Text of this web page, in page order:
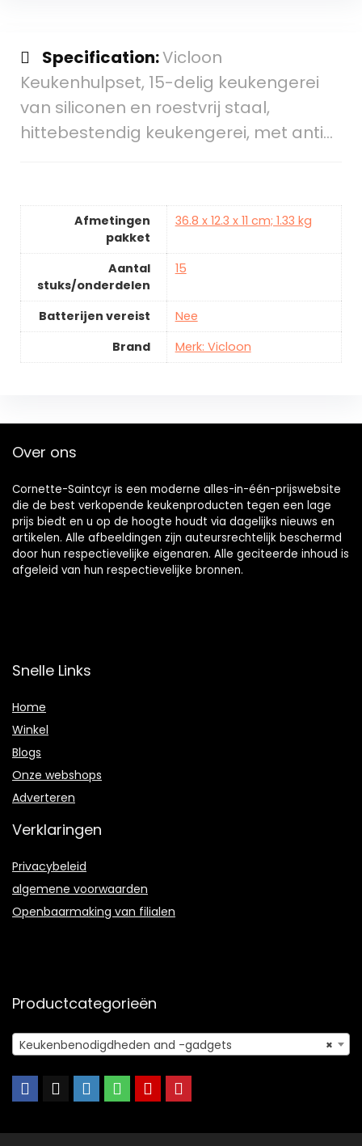
Specification:Vicloon
Keukenhulpset, 15-delig keukengerei
van siliconen en roestvrij staal,
hittebestendig keukengerei, met anti…
Afmetingen
pakket
36.8 x 12.3 x 11 cm; 1.33 kg
Aantal
stuks/onderdelen
15
Batterijen vereist
Nee
Brand
Merk: Vicloon
Over ons
Cornette-Saintcyr is een moderne alles-in-één-prijswebsite
die de best verkopende keukenproducten tegen een lage
prijs biedt en u op de hoogte houdt via dagelijks nieuws en
artikelen. Alle afbeeldingen zijn auteursrechtelijk beschermd
door hun respectievelijke eigenaren. Alle geciteerde inhoud is
afgeleid van hun respectievelijke bronnen.
Snelle Links
Home
Winkel
Blogs
Onze webshops
Adverteren
Verklaringen
Privacybeleid
algemene voorwaarden
Openbaarmaking van filialen
Productcategorieën
×
Keukenbenodigdheden and -gadgets